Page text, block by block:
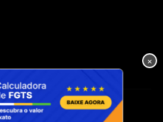
© O Trabalhador
×